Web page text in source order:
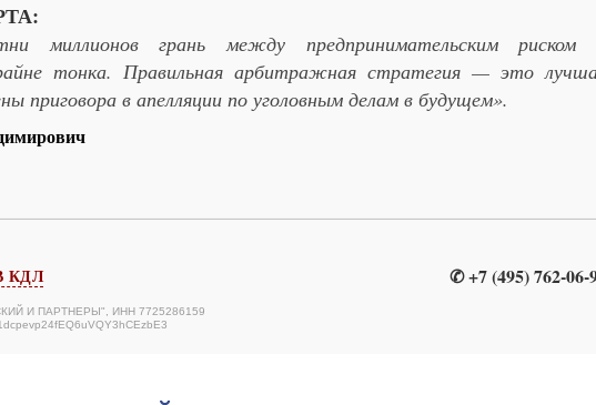
миллионов грань между предпринимательским риском
тонка. Правильная арбитражная стратегия — это
приговора в апелляции по уголовным делам в будущем».
КДЛ ✆ +7 (495) 762-06-
И ПАРТНЕРЫ", ИНН 7725286159